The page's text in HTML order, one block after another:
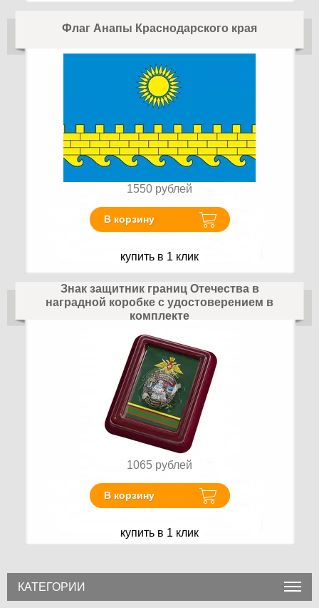
Флаг Анапы Краснодарского края
1550 рублей
В корзину
купить в 1 клик
Знак защитник границ Отечества в
наградной коробке с удостоверением в
комплекте
1065 рублей
В корзину
купить в 1 клик
КАТЕГОРИИ